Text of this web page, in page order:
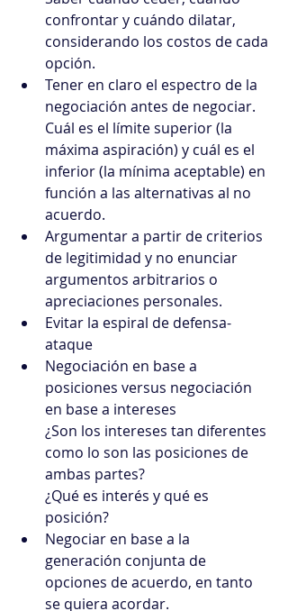
confrontar y cuándo dilatar,
considerando los costos de cada
opción.
Tener en claro el espectro de la
negociación antes de negociar.
Cuál es el límite superior (la
máxima aspiración) y cuál es el
inferior (la mínima aceptable) en
función a las alternativas al no
acuerdo.
Argumentar a partir de criterios
de legitimidad y no enunciar
argumentos arbitrarios o
apreciaciones personales.
Evitar la espiral de defensa-
ataque
Negociación en base a
posiciones versus negociación
en base a intereses
¿Son los intereses tan diferentes
como lo son las posiciones de
ambas partes?
¿Qué es interés y qué es
posición?
Negociar en base a la
generación conjunta de
opciones de acuerdo, en tanto
se quiera acordar.